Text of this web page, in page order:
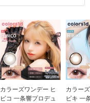
カラーズワンデー ヒ
ビコ 一条響プロデュ
カラー
ビキ 一